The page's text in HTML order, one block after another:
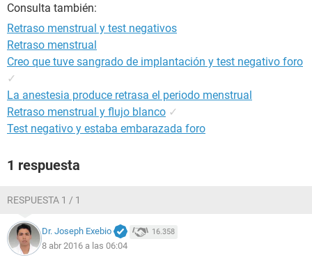
Consulta también:
Retraso menstrual y test negativos
Retraso menstrual
Creo que tuve sangrado de implantación y test negativo foro
✓
La anestesia produce retrasa el periodo menstrual
Retraso menstrual y flujo blanco ✓
Test negativo y estaba embarazada foro
1 respuesta
RESPUESTA 1 / 1
Dr. Joseph Exebio 16.358
8 abr 2016 a las 06:04